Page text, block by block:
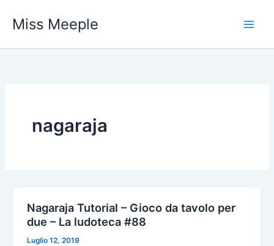
Miss Meeple
nagaraja
Nagaraja Tutorial – Gioco da tavolo per
due – La ludoteca #88
Luglio 12, 2019